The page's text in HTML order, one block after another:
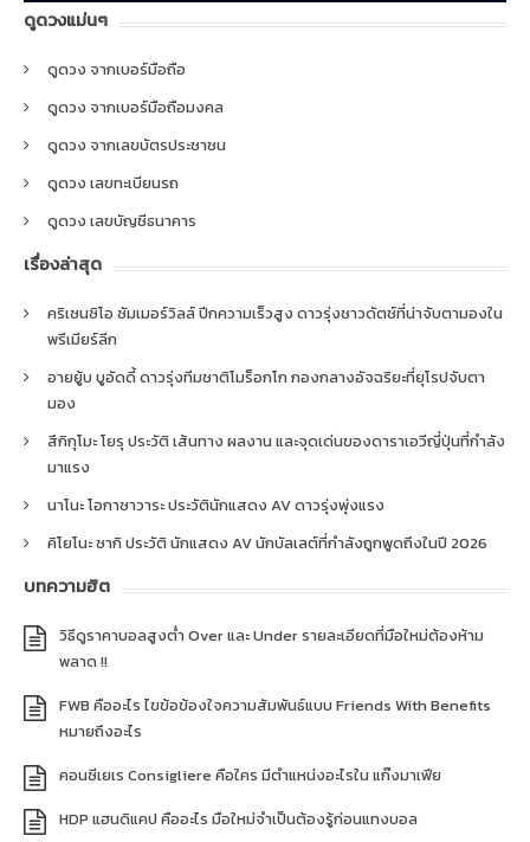
ดูดวงแม่นๆ
ดูดวง จากเบอร์มือถือ
ดูดวง จากเบอร์มือถือมงคล
ดูดวง จากเลขบัตรประชาชน
ดูดวง เลขทะเบียนรถ
ดูดวง เลขบัญชีธนาคาร
เรื่องล่าสุด
คริเซนซิโอ ซัมเมอร์วิลล์ ปีกความเร็วสูง ดาวรุ่งชาวดัตช์ที่น่าจับตามองใน
พรีเมียร์ลีก
อายยู้บ บูอัดดี้ ดาวรุ่งทีมชาติโมร็อกโก กองกลางอัจฉริยะที่ยุโรปจับตา
มอง
สึกิกุโมะ โยรุ ประวัติ เส้นทาง ผลงาน และจุดเด่นของดาราเอวีญี่ปุ่นที่กำลัง
มาแรง
นาโนะ โอกาซาวาระ ประวัตินักแสดง AV ดาวรุ่งพุ่งแรง
คิโยโนะ ซากิ ประวัติ นักแสดง AV นักบัลเลต์ที่กำลังถูกพูดถึงในปี 2026
บทความฮิต
วิธีดูราคาบอลสูงต่ำ Over และ Under รายละเอียดที่มือใหม่ต้องห้าม
พลาด !!
FWB คืออะไร ไขข้อข้องใจความสัมพันธ์แบบ Friends With Benefits
หมายถึงอะไร
คอนซีเยเร Consigliere คือใคร มีตำแหน่งอะไรใน แก๊งมาเฟีย
HDP แฮนดิแคป คืออะไร มือใหม่จำเป็นต้องรู้ก่อนแทงบอล